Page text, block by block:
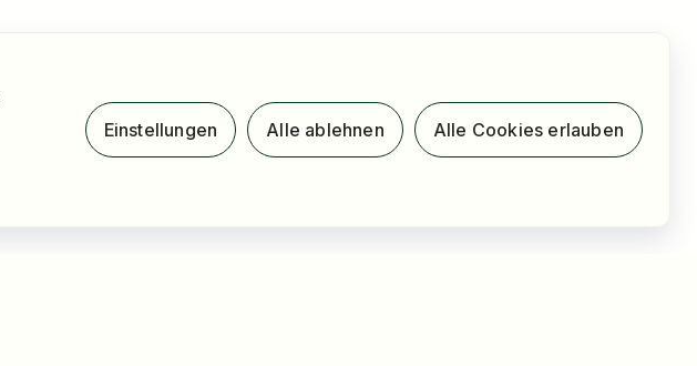
Einstellungen Alle ablehnen Alle Cookies erlauben